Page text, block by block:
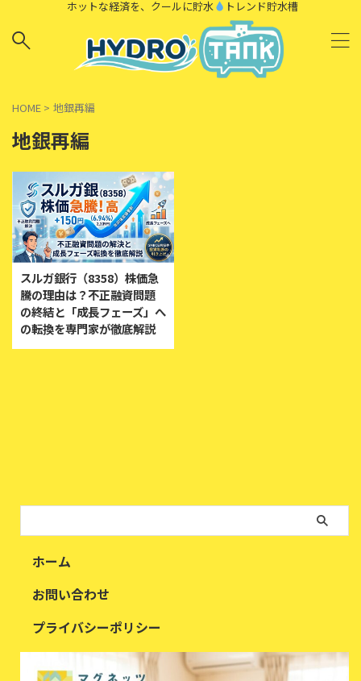
ホットな経済を、クールに貯水 トレンド貯水槽
HOME > 地銀再編
地銀再編
スルガ銀行（8358）株価急
騰の理由は？不正融資問題
の終結と「成長フェーズ」へ
の転換を専門家が徹底解説
ホーム
お問い合わせ
プライバシーポリシー